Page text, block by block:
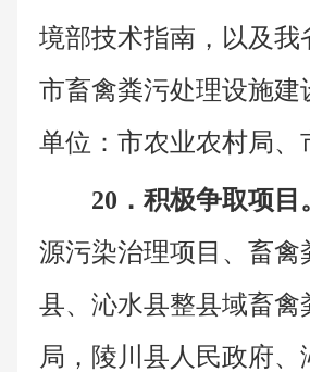
境部技术指南，以及
市畜禽粪污处理设施
单位：市农业农村局、
20．积极争取项目
源污染治理项目、畜
县、沁水县整县域畜
局，陵川县人民政府